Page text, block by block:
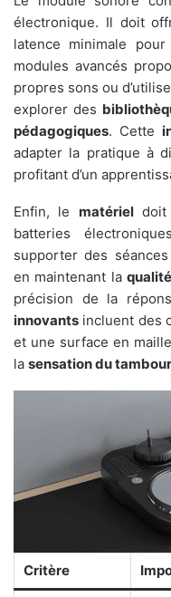
électronique. Il doit
latence minimale
modules avancés
propres sons ou
explorer des
pédagogiques. Cette
adapter la pratique à
profitant d’un
Enfin, le matérieldoit
batteries
supporter des
en maintenant la
précision de la
innovants incluent des
et une surface en
la sensation du
Critère